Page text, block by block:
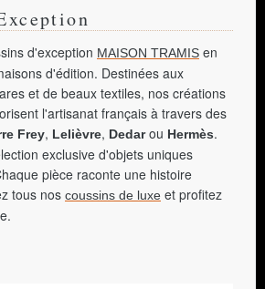
d'exception MAISON TRAMIS en
d'édition. Destinées aux
et de beaux textiles, nos créations
l'artisanat français à travers des
Frey, Lelièvre, Dedarou Hermès.
exclusive d'objets uniques
pièce raconte une histoire
tous nos coussins de luxe et profitez